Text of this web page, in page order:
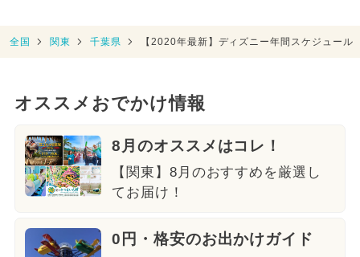
全国 関東 千葉県 【2020年最新】ディズニー年間スケジュー
オススメおでかけ情報
8月のオススメはコレ！
【関東】8月のおすすめを厳選し
てお届け！
0円・格安のお出かけガイド